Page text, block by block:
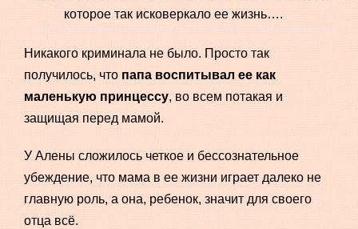
которое так исковеркало ее жизнь….
Никакого криминала не было. Просто так
получилось, что папа воспитывал ее как
маленькую принцессу, во всем потакая и
защищая перед мамой.
У Алены сложилось четкое и бессознательное
убеждение, что мама в ее жизни играет далеко не
главную роль, а она, ребенок, значит для своего
отца всё.